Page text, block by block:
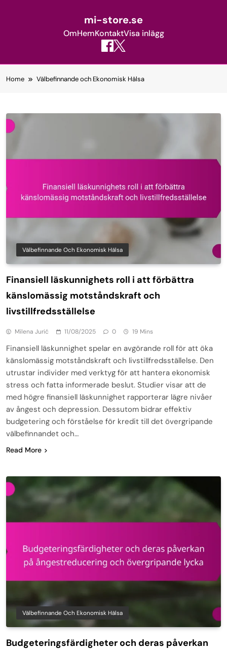
mi-store.se
OmHemKontaktVisa inlägg
toHome Välbefinnande och Ekonomisk Hälsa
Välbefinnande Och Ekonomisk Hälsa
Finansiell läskunnighets roll i att förbättra
känslomässig motståndskraft och
livstillfredsställelse
Milena Jurić 11/08/2025 0 19 Mins
Finansiell läskunnighet spelar en avgörande roll för att öka
känslomässig motståndskraft och livstillfredsställelse. Den
utrustar individer med verktyg för att hantera ekonomisk
stress och fatta informerade beslut. Studier visar att de
med högre finansiell läskunnighet rapporterar lägre nivåer
av ångest och depression. Dessutom bidrar effektiv
budgetering och förståelse för kredit till det övergripande
välbefinnandet och…
Read More
Välbefinnande Och Ekonomisk Hälsa
Budgeteringsfärdigheter och deras påverkan